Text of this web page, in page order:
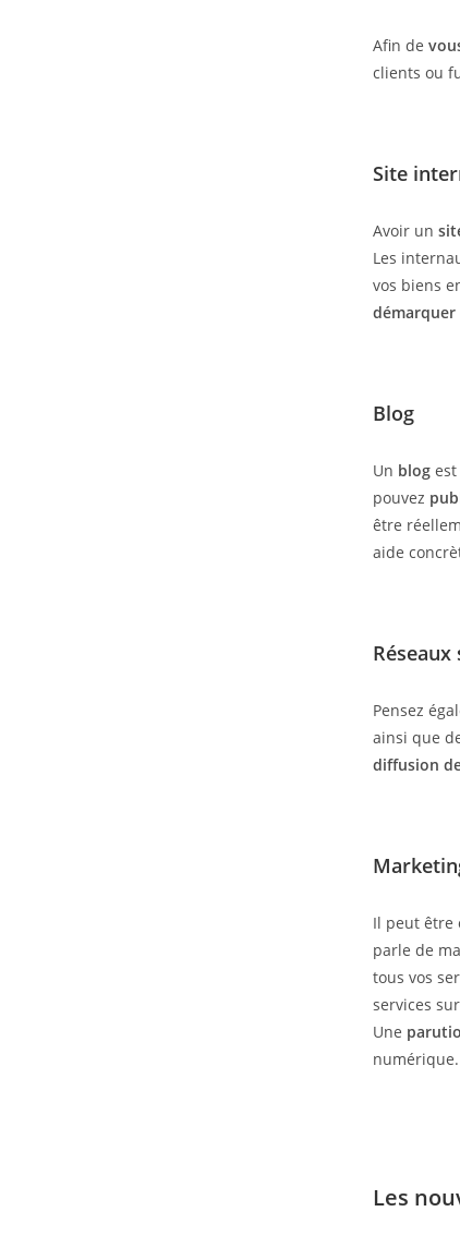
Afin de
clients ou
Site
Avoir un
Les
vos biens
démarquer
Blog
Un blog
pouvez
être
aide
Réseaux
Pensez
ainsi que
diffusion
Il peut être
parle de
tous vos
services
Une
numérique.
Les